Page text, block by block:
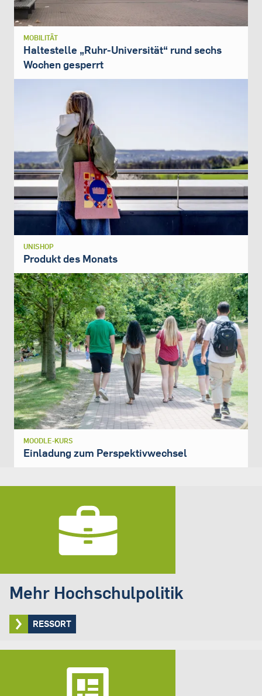
MOBILITÄT
Haltestelle „Ruhr-Universität“ rund sechs
Wochen gesperrt
UNISHOP
Produkt des Monats
MOODLE-KURS
Einladung zum Perspektivwechsel
Mehr Hochschulpolitik
RESSORT